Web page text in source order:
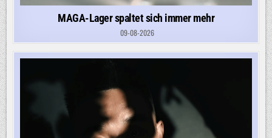
MAGA-Lager spaltet sich immer mehr
09-08-2026